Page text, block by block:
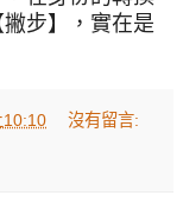
步】，實在是
10:10 沒有留言: